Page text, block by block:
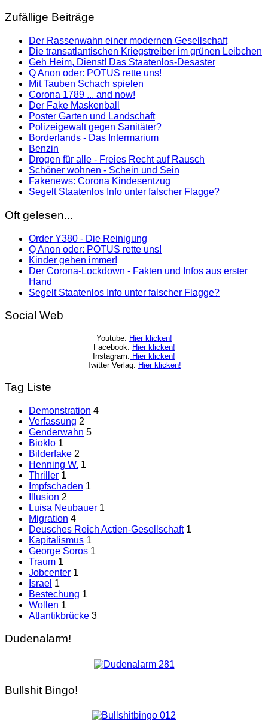
Zufällige Beiträge
Der Rassenwahn einer modernen Gesellschaft
Die transatlantischen Kriegstreiber im grünen Leibchen
Geh Heim, Dienst! Das Staatenlos-Desaster
Q Anon oder: POTUS rette uns!
Mit Tauben Schach spielen
Corona 1789 ... and now!
Der Fake Maskenball
Poster Garten und Landschaft
Polizeigewalt gegen Sanitäter?
Borderlands - Das Intermarium
Benzin
Drogen für alle - Freies Recht auf Rausch
Schöner wohnen - Schein und Sein
Fakenews: Corona Kindesentzug
Segelt Staatenlos Info unter falscher Flagge?
Oft gelesen...
Order Y380 - Die Reinigung
Q Anon oder: POTUS rette uns!
Kinder gehen immer!
Der Corona-Lockdown - Fakten und Infos aus erster
Hand
Segelt Staatenlos Info unter falscher Flagge?
Social Web
Youtube: Hier klicken!
Facebook: Hier klicken!
Instagram: Hier klicken!
Twitter Verlag: Hier klicken!
Tag Liste
Demonstration 4
Verfassung 2
Genderwahn 5
Bioklo 1
Bilderfake 2
Henning W. 1
Thriller 1
Impfschaden 1
Illusion 2
Luisa Neubauer 1
Migration 4
Deusches Reich Actien-Gesellschaft 1
Kapitalismus 1
George Soros 1
Traum 1
Jobcenter 1
Israel 1
Bestechung 1
Wollen 1
Atlantikbrücke 3
Dudenalarm!
Bullshit Bingo!